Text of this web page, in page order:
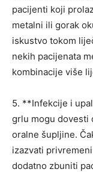
pacijenti koji
metalni ili gorak
iskustvo tokom
nekih pacijenata
kombinacije više
5. **Infekcije i
grlu mogu dovesti
oralne šupljine.
izazvati
dodatno zbuniti